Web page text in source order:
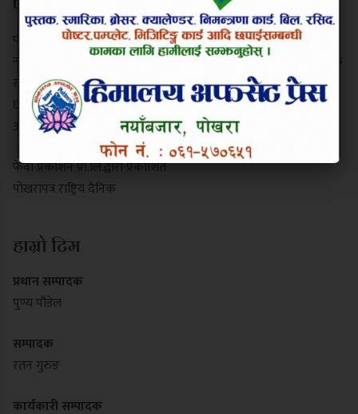
पोखरापत्र राष्ट्रिय दैनिक गण्डकी प्रदेशको एक प्रमुख समाचार माध्यम हो।
नयाँबजार, पोखरा-९ बाट प्रकाशित यो पत्रिकाले स्थानीय गतिविधि, प्रादेशिक
राजनीति, पर्यटन र राष्ट्रिय समाचार निष्पक्ष रूपमा सम्प्रेषण गर्दछ। यसले
छापा र डिजिटल पोर्टल दुवै माध्यमबाट आम नागरिकलाई सुसूचित गर्दै
आइरहेको छ।
फेवा प्रकाशन प्रा.लि.द्वारा प्रकाशित
पोखरापत्र राष्ट्रिय दैनिक
हाम्रो टिम
प्रधान सम्पादक
पुण्य पौडेल
सम्पादक
रतन गुरुङ
कार्यकारी सम्पादक